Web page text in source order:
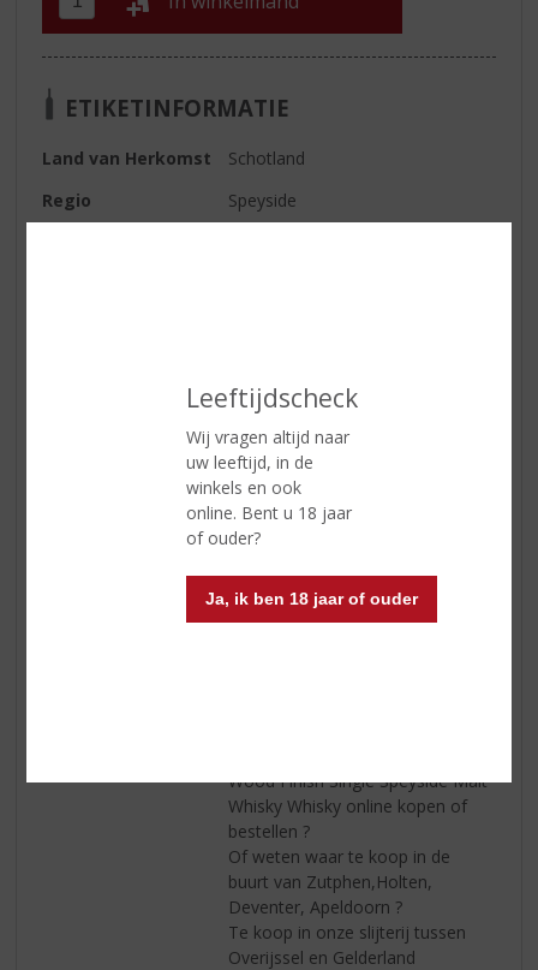
Leeftijdscheck
Wij vragen altijd naar
uw leeftijd, in de
winkels en ook
online. Bent u 18 jaar
of ouder?
Ja, ik ben 18 jaar of ouder
ETIKETINFORMATIE
Land van Herkomst
Schotland
Regio
Speyside
Goud met rode gloed
Citrus schillen en allspice, romige
vanille, stroop, cacao boter en
zwarte peper
Een gekruid begin met tonen van
marmelade, een vleugje
gedroogde ananas en witte
Wood Finish Single Speyside Malt
Whisky Whisky online kopen of
bestellen ?
Of weten waar te koop in de
buurt van Zutphen,Holten,
Deventer, Apeldoorn ?
Te koop in onze slijterij tussen
Overijssel en Gelderland